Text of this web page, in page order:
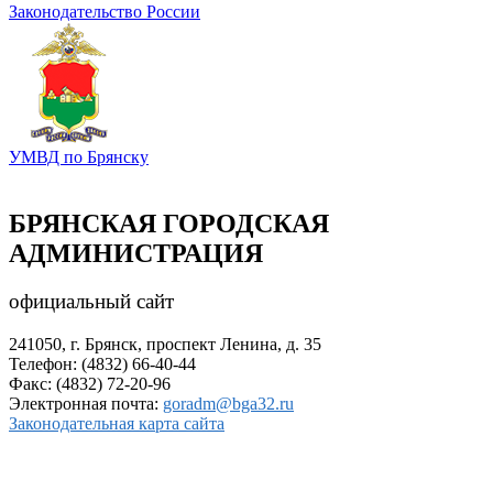
Законодательство России
УМВД по Брянску
БРЯНСКАЯ ГОРОДСКАЯ
АДМИНИСТРАЦИЯ
официальный сайт
241050, г. Брянск, проспект Ленина, д. 35
Телефон: (4832) 66-40-44
Факс: (4832) 72-20-96
Электронная почта: goradm@bga32.ru
Законодательная карта сайта